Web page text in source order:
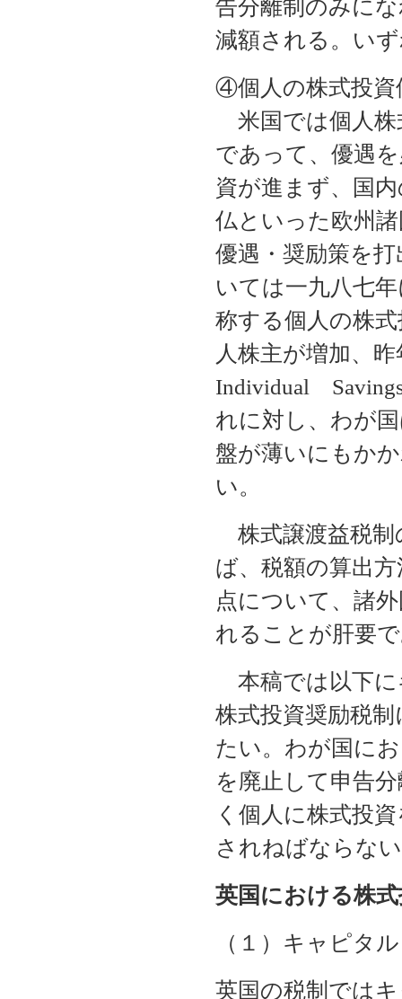
告分離制のみに
減額される。い
④個人の株式投
米国では個人株
であって、優遇
資が進まず、国
仏といった欧州
優遇・奨励策を
いては一九八七
称する個人の株
人株主が増加、
Individual
れに対し、わが
盤が薄いにもか
い。
株式譲渡益税制
ば、税額の算出
点について、諸
れることが肝要
本稿では以下に
株式投資奨励税
たい。わが国に
を廃止して申告
く個人に株式投
されねばならな
英国における株
（１）キャピタ
英国の税制では